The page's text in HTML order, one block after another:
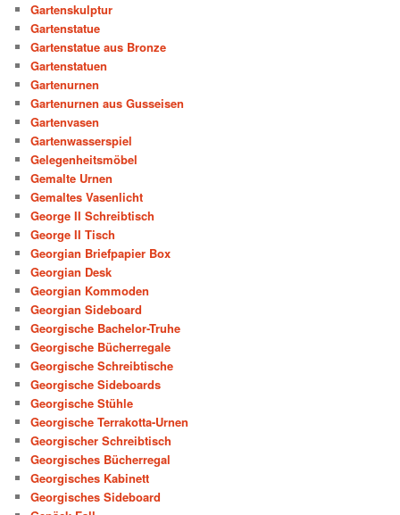
Gartenskulptur
Gartenstatue
Gartenstatue aus Bronze
Gartenstatuen
Gartenurnen
Gartenurnen aus Gusseisen
Gartenvasen
Gartenwasserspiel
Gelegenheitsmöbel
Gemalte Urnen
Gemaltes Vasenlicht
George II Schreibtisch
George II Tisch
Georgian Briefpapier Box
Georgian Desk
Georgian Kommoden
Georgian Sideboard
Georgische Bachelor-Truhe
Georgische Bücherregale
Georgische Schreibtische
Georgische Sideboards
Georgische Stühle
Georgische Terrakotta-Urnen
Georgischer Schreibtisch
Georgisches Bücherregal
Georgisches Kabinett
Georgisches Sideboard